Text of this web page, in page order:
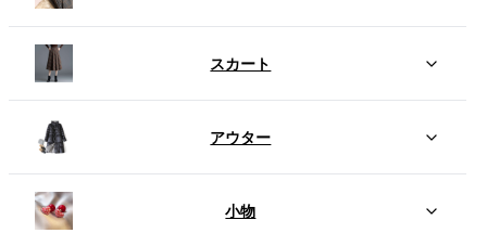
スカート
アウター
小物